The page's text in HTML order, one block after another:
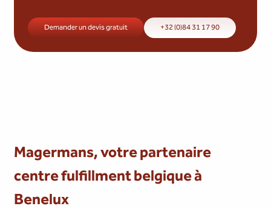
Demander un devis gratuit +32 (0)84 31 17 90
Magermans, votre partenaire
centre fulfillment belgique à
Benelux